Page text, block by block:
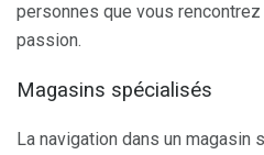
personnes que vous
passion.
Magasins spécialisés
La navigation dans un magasin